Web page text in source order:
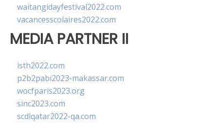
waitangidayfestival2022.com
vacancesscolaires2022.com
MEDIA PARTNER II
isth2022.com
p2b2pabi2023-makassar.com
wocfparis2023.org
sinc2023.com
scdlqatar2022-qa.com